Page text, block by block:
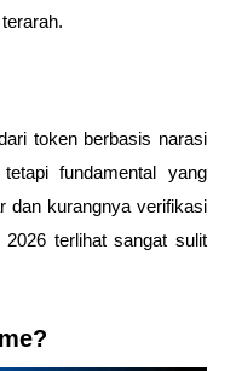
token berbasis narasi
fundamental yang
dan kurangnya verifikasi
terlihat sangat sulit